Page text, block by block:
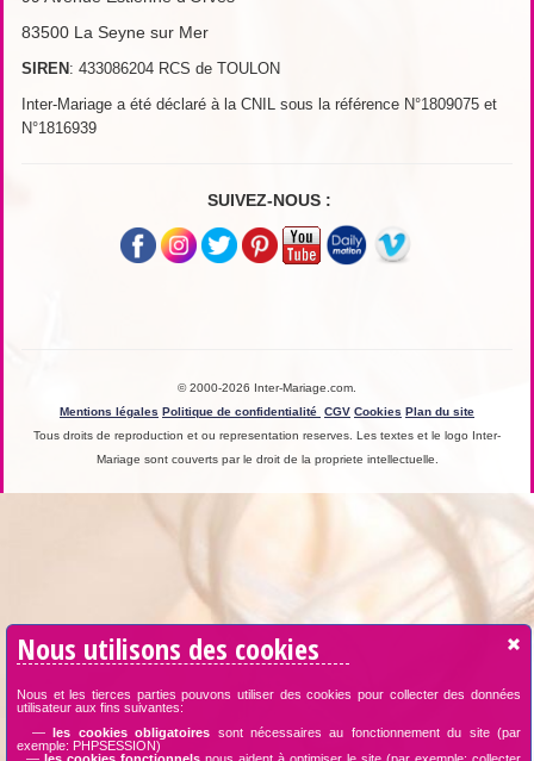
83500 La Seyne sur Mer
SIREN : 433086204 RCS de TOULON
Inter-Mariage a été déclaré à la CNIL sous la référence N°1809075 et
N°1816939
SUIVEZ-NOUS :
© 2000-2026 Inter-Mariage.com.
Mentions légales Politique de confidentialité CGV Cookies Plan du site
Tous droits de reproduction et ou representation reserves. Les textes et le logo Inter-
Mariage sont couverts par le droit de la propriete intellectuelle.
Nous utilisons des cookies
Nous et les tierces parties pouvons utiliser des cookies pour collecter des données
utilisateur aux fins suivantes:
—les cookies obligatoires sont nécessaires au fonctionnement du site (par
exemple: PHPSESSION)